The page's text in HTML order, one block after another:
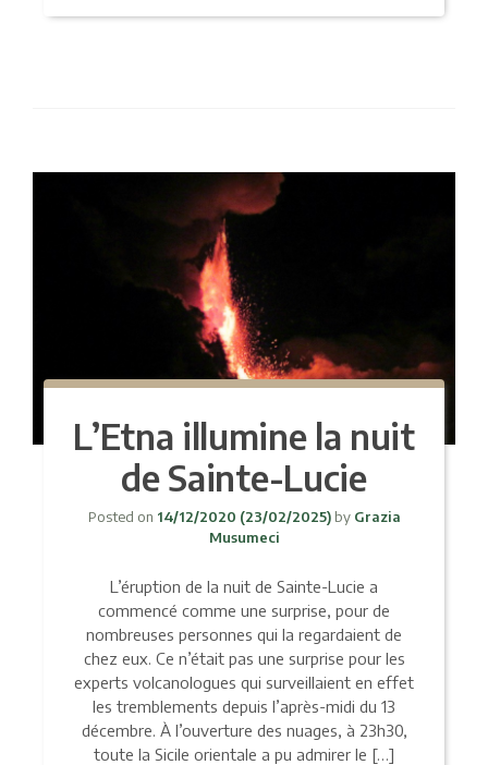
L’Etna illumine la nuit
de Sainte-Lucie
Posted on 14/12/2020 (23/02/2025) byGrazia
Musumeci
L’éruption de la nuit de Sainte-Lucie a
commencé comme une surprise, pour de
nombreuses personnes qui la regardaient de
chez eux. Ce n’était pas une surprise pour les
experts volcanologues qui surveillaient en effet
les tremblements depuis l’après-midi du 13
décembre. À l’ouverture des nuages, à 23h30,
toute la Sicile orientale a pu admirer le […]